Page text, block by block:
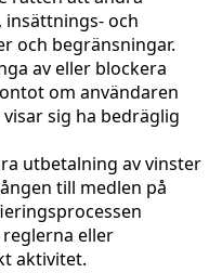
och
och begränsningar.
av eller blockera
om användaren
sig ha bedräglig
utbetalning av vinster
till medlen på
eller
aktivitet.